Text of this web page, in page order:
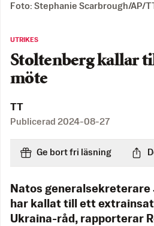
Foto: Stephanie Scarbrough/AP/
UTRIKES
Stoltenberg kallar
möte
TT
Publicerad 2024-08-27
Ge bort fri läsning
Natos
har kallat till ett
Ukraina-råd, rapporterar